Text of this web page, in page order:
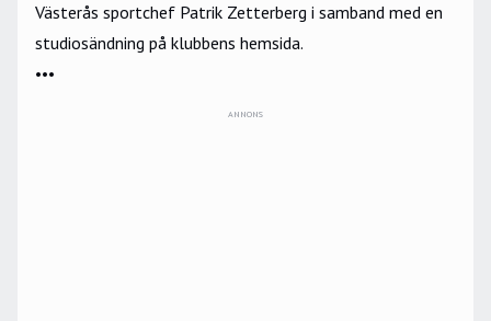
Västerås sportchef Patrik Zetterberg i samband med en
studiosändning på klubbens hemsida.
•••
ANNONS